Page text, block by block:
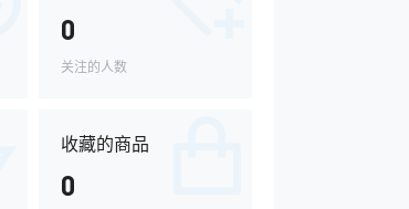
0
关注的人数
收藏的商品
0